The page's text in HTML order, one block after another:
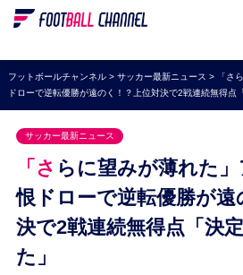
WEリーグ
海外サッカー
プレミアリーグ
ラ・リーガ
セリエA
ブンデスリーガ
UEFA
フットボールチャンネル> サッカー最新ニュース >
「さ
ドローで逆転優勝が遠のく！？上位対決で2戦連続無得点
サッカー最新ニュース
「さらに望みが薄れた」アーセナル、痛
恨ドローで逆転優勝が遠
決で2戦連続無得点「決
た」